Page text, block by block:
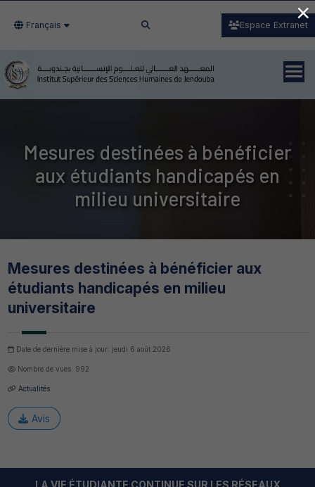
Français Espace Extranet
Mesures destinées à bénéficier
aux étudiants handicapés en
milieu universitaire
Mesures destinées à bénéficier aux
étudiants handicapés en milieu
universitaire
Date de dernière mise à jour: jeudi 6 août 2026
Nombre de vues: 992
Actualités
Avis
×